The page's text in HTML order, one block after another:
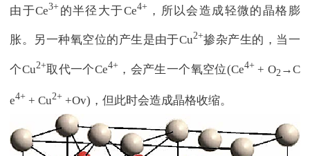
由于Ce3+ 的半径大于Ce4+，所以会造成轻微的晶格膨
胀。另一种氧空位的产生是由于Cu2+掺杂产生的，当一
个Cu2+取代一个Ce4+，会产生一个氧空位(Ce4++ O2 →C
e4+ + Cu2+ +Ov)，但此时会造成晶格收缩。